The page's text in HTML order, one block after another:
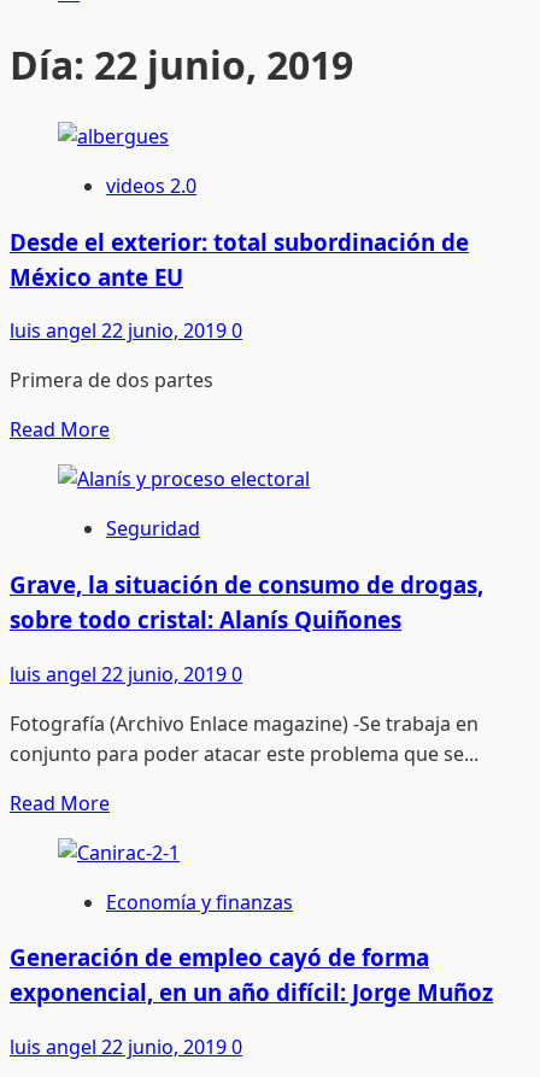
Día: 22 junio, 2019
videos 2.0
Desde el exterior: total subordinación de
México ante EU
luis angel 22 junio, 20190
Primera de dos partes
Read MoreRead
about
Desde
exterior:
total
subordinación
de
ante
EU
Seguridad
Grave, la situación de consumo de drogas,
sobre todo cristal: Alanís Quiñones
luis angel 22 junio, 20190
Fotografía (Archivo Enlace magazine) -Se trabaja en
conjunto para poder atacar este problema que se...
Read MoreRead
about
Grave,
situación
de
consumo
de
Economía y finanzas
Generación de empleo cayó de forma
exponencial, en un año difícil: Jorge Muñoz
luis angel 22 junio, 20190